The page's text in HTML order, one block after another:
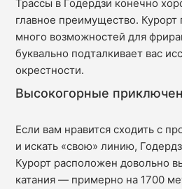
Трассы в Годердзи конечно
главное преимущество. Курорт
много возможностей для
буквально подталкивает вас
окрестности.
Высокогорные
Если вам нравится сходить с
и искать «свою» линию,
Курорт расположен довольно
катания — примерно на 1700